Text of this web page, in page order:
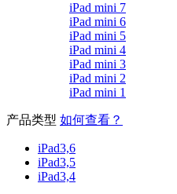
iPad mini 7
iPad mini 6
iPad mini 5
iPad mini 4
iPad mini 3
iPad mini 2
iPad mini 1
产品类型 如何查看？
iPad3,6
iPad3,5
iPad3,4